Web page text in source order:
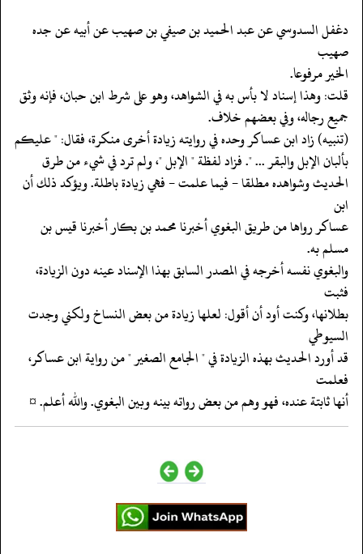
‏‏‏‏دغفل السدوسي عن عبد الحميد بن صيفي بن صهيب عن أبيه عن جده
صهيب
‏‏‏‏الخير مرفوعا.
‏‏‏‏قلت: وهذا إسناد لا بأس به في الشواهد، وهو على شرط ابن حبان، فإنه وثق
‏‏‏‏جميع رجاله، وفي بعضهم خلاف.
‏‏‏‏(تنبيه) زاد ابن عساكر وحده في روايته زيادة أخرى منكرة، فقال: " عليكم
‏‏‏‏بألبان الإبل والبقر ... ". فزاد لفظة " الإبل "، ولم ترد في شيء من طرق
‏‏‏‏الحديث وشواهده مطلقا - فيما علمت - فهي زيادة باطلة. ويؤكد ذلك أن
ابن
‏‏‏‏عساكر رواها من طريق البغوي أخبرنا محمد بن بكار أخبرنا قيس بن
مسلم به.
‏‏‏‏والبغوي نفسه أخرجه في المصدر السابق بهذا الإسناد عينه دون الزيادة،
فثبت
‏‏‏‏بطلانها، وكنت أود أن أقول: لعلها زيادة من بعض النساخ ولكني وجدت
السيوطي
‏‏‏‏قد أورد الحديث بهذه الزيادة في " الجامع الصغير " من رواية ابن عساكر،
فعلمت
‏‏‏‏أنها ثابتة عنده، فهو وهم من بعض رواته بينه وبين البغوي. والله أعلم. ¤